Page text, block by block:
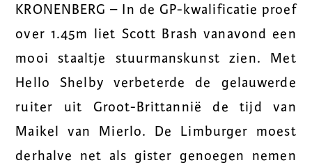
KRONENBERG – In de GP-kwalificatie proef
over 1.45m liet Scott Brash vanavond een
mooi staaltje stuurmanskunst zien. Met
Hello Shelby verbeterde de gelauwerde
ruiter uit Groot-Brittannië de tijd van
Maikel van Mierlo. De Limburger moest
derhalve net als gister genoegen nemen